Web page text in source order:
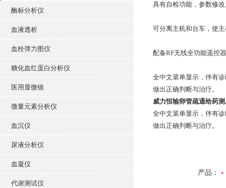
酶标分析仪
血液透析
血栓弹力图仪
糖化血红蛋白分析仪
医用显微镜
微量元素分析仪
血沉仪
尿液分析仪
血凝仪
代谢测试仪
具有自检功能，参数修
可分离主机和台车，使
配备RF无线全功能遥控
全中文菜单显示，伴有
做出正确判断与治疗。
威力恒输卵管疏通给药
全中文菜单显示，伴有
做出正确判断与治疗。
产品：